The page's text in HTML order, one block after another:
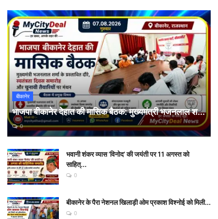
बीकानेर
भाजपा बीकानेर देहात की मासिक बैठक: मुख्यमंत्री भजनलाल श...
0
भवानी शंकर व्यास ‘विनोद’ की जयंती पर 11 अगस्त को
साहित्...
0
बीकानेर के पैरा नेशनल खिलाड़ी ओम प्रकाश विश्नोई को मिली...
0